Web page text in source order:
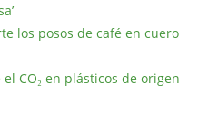
los posos de café en cuero
CO₂ en plásticos de origen